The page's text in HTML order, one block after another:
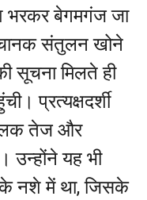
भरकर बेगमगंज जा
संतुलन खोने
सूचना मिलते ही
प्रत्यक्षदर्शी
तेज और
उन्होंने यह भी
के नशे में था, जिसके